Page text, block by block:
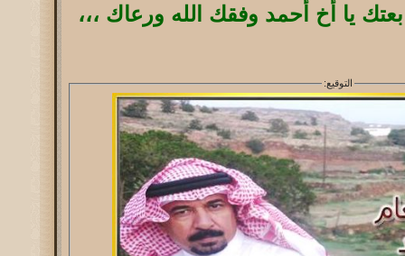
يا أخ أحمد وفقك الله ورعاك ،،،
التوقيع: